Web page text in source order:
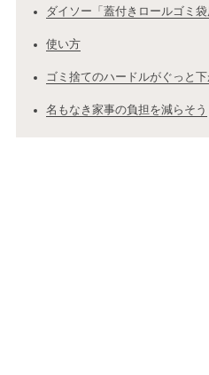
ダイソー「蓋付きロールゴミ袋
使い方
ゴミ捨てのハードルがぐっと下
名もなき家事の負担を減らそう